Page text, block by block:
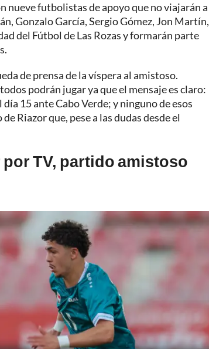
nueve futbolistas de apoyo que no viajarán a
Gonzalo García, Sergio Gómez, Jon Martín,
del Fútbol de Las Rozas y formarán parte
de prensa de la víspera al amistoso.
podrán jugar ya que el mensaje es claro:
15 ante Cabo Verde; y ninguno de esos
Riazor que, pese a las dudas desde el
por TV, partido amistoso